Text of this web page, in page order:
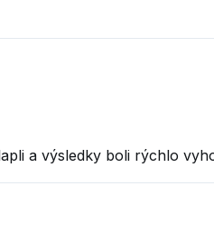
a výsledky boli rýchlo